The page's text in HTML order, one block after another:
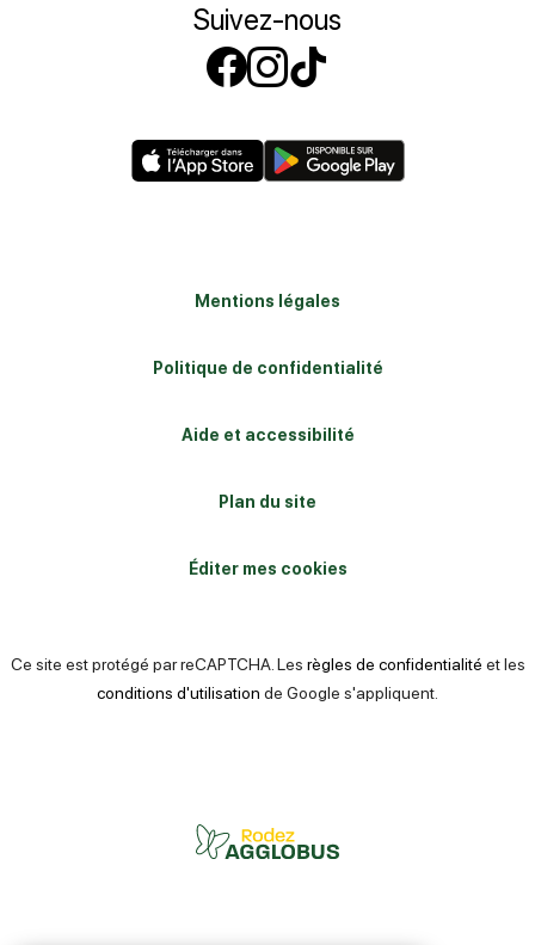
Suivez-nous
Suivez-nous sur
Suivez-nous
Mentions légales
Politique de confidentialité
Aide et accessibilité
Plan du site
Éditer mes cookies
Ce site est protégé par reCAPTCHA. Les règles de confidentialité et les
conditions d'utilisation de Google s'appliquent.